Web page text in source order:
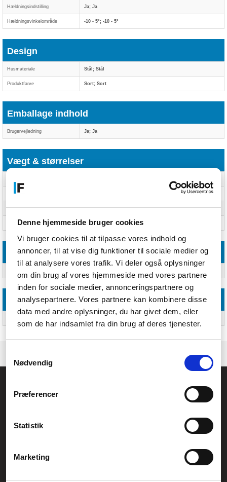
Denne hjemmeside bruger cookies
Vi bruger cookies til at tilpasse vores indhold og
annoncer, til at vise dig funktioner til sociale medier og
til at analysere vores trafik. Vi deler også oplysninger
om din brug af vores hjemmeside med vores partnere
inden for sociale medier, annonceringspartnere og
analysepartnere. Vores partnere kan kombinere disse
data med andre oplysninger, du har givet dem, eller
som de har indsamlet fra din brug af deres tjenester.
Nødvendig
Præferencer
Statistik
Marketing
Hældningsindstilling Ja; Ja
Hældningsvinkelområde -10 - 5°; -10 - 5°
Design
Husmateriale Stål; Stål
Produktfarve Sort; Sort
Emballage indhold
Brugervejledning Ja; Ja
Vægt & størrelser
Dybde (maks.)
Højde 440 mm; 440 mm
3,2 kg; 3,2 kg
Andre funktioner
Logistik data
CVR.: 26208637
Generelle henvendelser:
Service- og reklamationsafdelingen: